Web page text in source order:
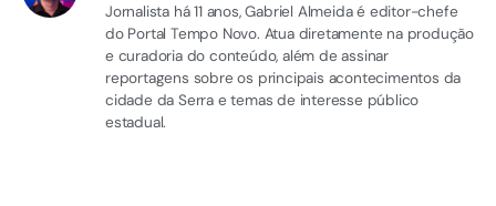
Jornalista há 11 anos, Gabriel Almeida é editor-chefe
do Portal Tempo Novo. Atua diretamente na produção
e curadoria do conteúdo, além de assinar
reportagens sobre os principais acontecimentos da
cidade da Serra e temas de interesse público
estadual.